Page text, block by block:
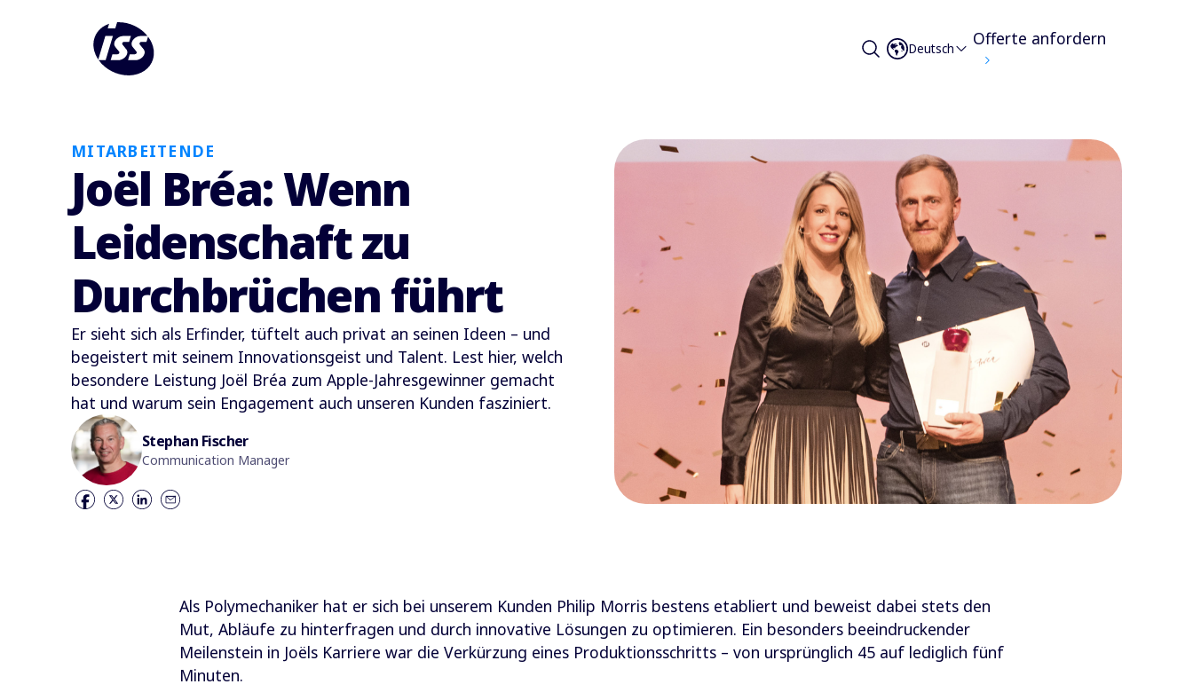
Deutsch Offerte anfordern
MITARBEITENDE
Joël Bréa: Wenn
Leidenschaft zu
Durchbrüchen führt
Er sieht sich als Erfinder, tüftelt auch privat an seinen Ideen – und
begeistert mit seinem Innovationsgeist und Talent. Lest hier, welch
besondere Leistung Joël Bréa zum Apple-Jahresgewinner gemacht
hat und warum sein Engagement auch unseren Kunden fasziniert.
Stephan Fischer
Communication Manager
Als Polymechaniker hat er sich bei unserem Kunden Philip Morris bestens etabliert und beweist dabei stets den
Mut, Abläufe zu hinterfragen und durch innovative Lösungen zu optimieren. Ein besonders beeindruckender
Meilenstein in Joëls Karriere war die Verkürzung eines Produktionsschritts – von ursprünglich 45 auf lediglich fünf
Minuten.